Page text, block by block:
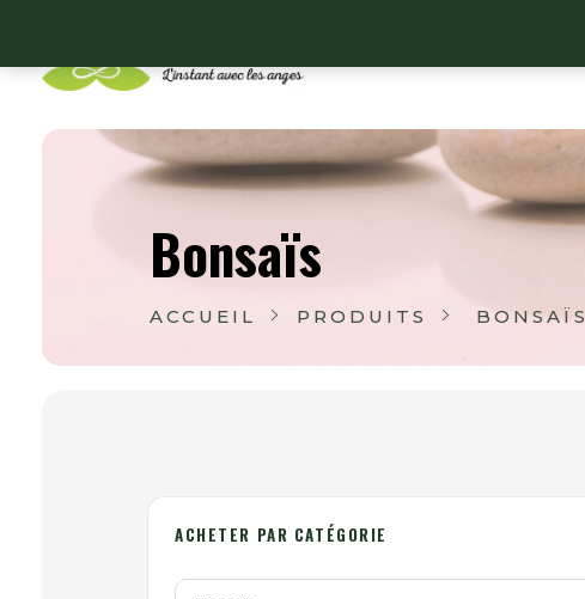
ACCUEIL PRODUITS BONSAÏS
Bonsaïs
ACHETER PAR CATÉGORIE